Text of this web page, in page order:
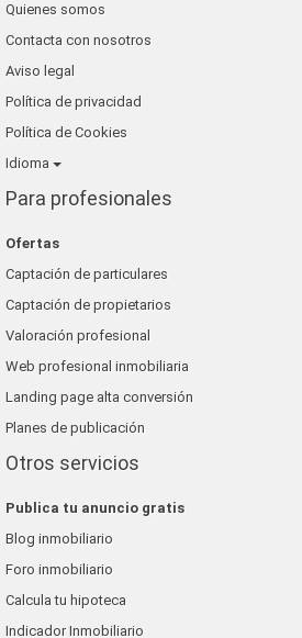
Quienes somos
Contacta con nosotros
Aviso legal
Política de privacidad
Política de Cookies
Idioma
Para profesionales
Ofertas
Captación de particulares
Captación de propietarios
Valoración profesional
Web profesional inmobiliaria
Landing page alta conversión
Planes de publicación
Otros servicios
Publica tu anuncio gratis
Blog inmobiliario
Foro inmobiliario
Calcula tu hipoteca
Indicador Inmobiliario